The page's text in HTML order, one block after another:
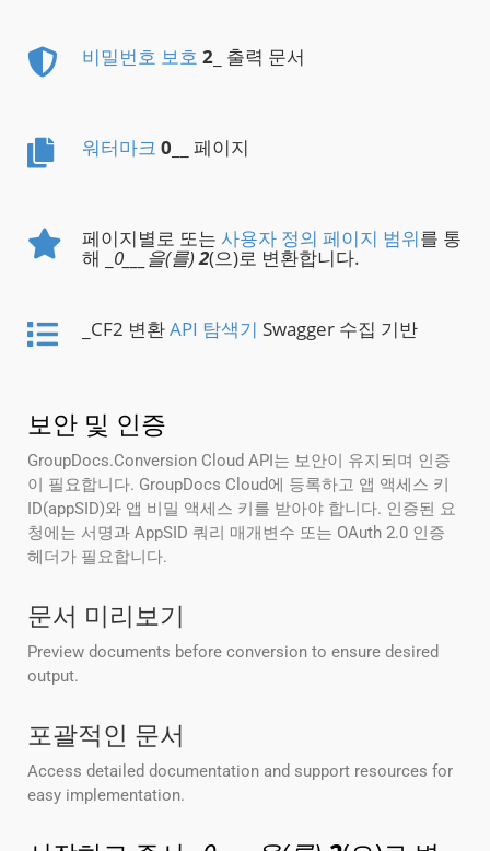
비밀번호 보호 2 _ 출력 문서
워터마크 0 __ 페이지
페이지별로 또는 사용자 정의 페이지 범위를 통
해 _ 0___을(를)2(으)로 변환합니다.
_CF2 변환API 탐색기 Swagger 수집 기반
보안 및 인증
GroupDocs.Conversion Cloud API는 보안이 유지되며 인증
이 필요합니다. GroupDocs Cloud에 등록하고 앱 액세스 키
ID(appSID)와 앱 비밀 액세스 키를 받아야 합니다. 인증된 요
청에는 서명과 AppSID 쿼리 매개변수 또는 OAuth 2.0 인증
헤더가 필요합니다.
문서 미리보기
Preview documents before conversion to ensure desired
output.
포괄적인 문서
Access detailed documentation and support resources for
easy implementation.